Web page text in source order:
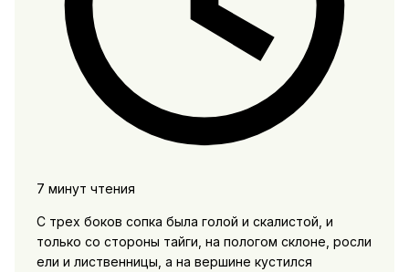
7 минут чтения
С трех боков сопка была голой и скалистой, и
только со стороны тайги, на пологом склоне, росли
ели и лиственницы, а на вершине кустился